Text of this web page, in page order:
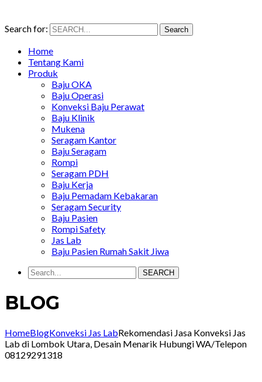
Search for: Search
Home
Tentang Kami
Produk
Baju OKA
Baju Operasi
Konveksi Baju Perawat
Baju Klinik
Mukena
Seragam Kantor
Baju Seragam
Rompi
Seragam PDH
Baju Kerja
Baju Pemadam Kebakaran
Seragam Security
Baju Pasien
Rompi Safety
Jas Lab
Baju Pasien Rumah Sakit Jiwa
SEARCH
BLOG
HomeBlogKonveksi Jas LabRekomendasi Jasa Konveksi Jas
Lab di Lombok Utara, Desain Menarik Hubungi WA/Telepon
08129291318